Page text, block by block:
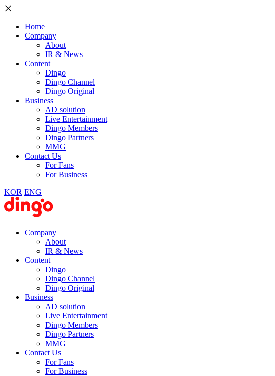
Home
Company
About
IR & News
Content
Dingo
Dingo Channel
Dingo Original
Business
AD solution
Live Entertainment
Dingo Members
Dingo Partners
MMG
Contact Us
For Fans
For Business
KOR ENG
Company
About
IR & News
Content
Dingo
Dingo Channel
Dingo Original
Business
AD solution
Live Entertainment
Dingo Members
Dingo Partners
MMG
Contact Us
For Fans
For Business